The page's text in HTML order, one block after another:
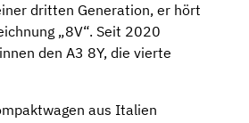
dritten Generation, er hört
„8V“. Seit 2020
den A3 8Y, die vierte
aus Italien